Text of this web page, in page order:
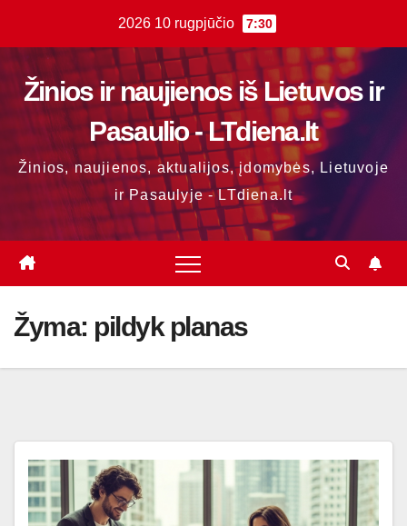
content
2026 10 rugpjūčio 7:30
Žinios ir naujienos iš Lietuvos ir
Pasaulio - LTdiena.lt
Žinios, naujienos, aktualijos, įdomybės, Lietuvoje
ir Pasaulyje - LTdiena.lt
Žyma: pildyk planas